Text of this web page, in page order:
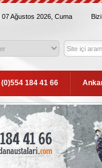
07 Ağustos 2026, Cuma
(0)554 184 41 66